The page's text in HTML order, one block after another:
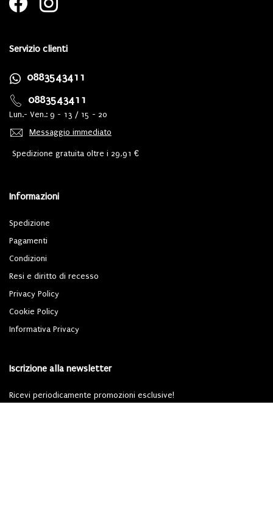
Servizio clienti
0883543411
0883543411
Lun.- Ven.: 9 - 13 / 15 - 20
Messaggio immediato
Spedizione gratuita oltre i 29,91 €
Informazioni
Spedizione
Pagamenti
Condizioni
Resi e diritto di recesso
Privacy Policy
Cookie Policy
Informativa Privacy
Iscrizione alla newsletter
Ricevi periodicamente promozioni esclusive!